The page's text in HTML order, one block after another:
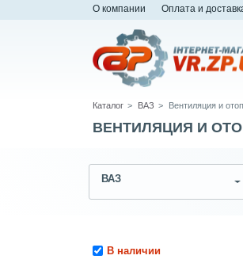
О компании Оплата и
Каталог ВАЗ Вентиляция и
ВЕНТИЛЯЦИЯ И
ВАЗ
В наличии